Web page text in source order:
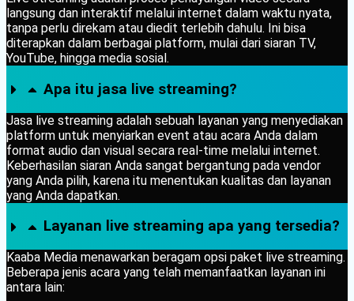
langsung dan interaktif melalui internet dalam waktu nyata,
tanpa perlu direkam atau diedit terlebih dahulu. Ini bisa
diterapkan dalam berbagai platform, mulai dari siaran TV,
YouTube, hingga media sosial.
Apa itu jasa live streaming?
Jasa live streaming adalah sebuah layanan yang menyediakan
platform untuk menyiarkan event atau acara Anda dalam
format audio dan visual secara real-time melalui internet.
Keberhasilan siaran Anda sangat bergantung pada vendor
yang Anda pilih, karena itu menentukan kualitas dan layanan
yang Anda dapatkan.
Layanan live streaming apa yang tersedia?
Kaaba Media menawarkan beragam opsi paket live streaming.
Beberapa jenis acara yang telah memanfaatkan layanan ini
antara lain: